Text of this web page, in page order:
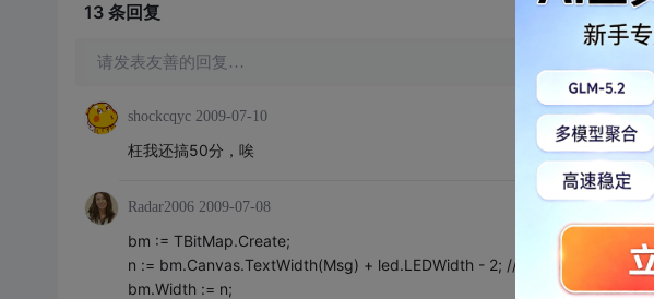
13 条回复
请发表友善的回复…
shockcqyc 2009-07-10
枉我还搞50分，唉
Radar2006 2009-07-08
bm := TBitMap.Create;
n := bm.Canvas.TextWidth(Msg) + led.LEDWidth - 2; //显示后一条后加空
bm.Width := n;